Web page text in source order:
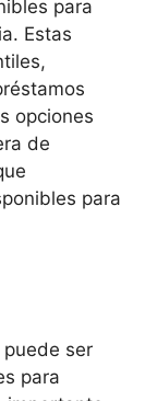
para
Estas
opciones
de
para
ser
para